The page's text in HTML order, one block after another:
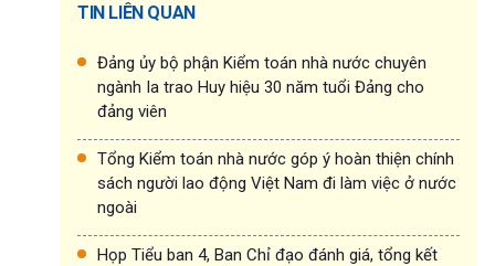
TIN LIÊN QUAN
Đảng ủy bộ phận Kiểm toán nhà nước chuyên
ngành Ia trao Huy hiệu 30 năm tuổi Đảng cho
đảng viên
Tổng Kiểm toán nhà nước góp ý hoàn thiện chính
sách người lao động Việt Nam đi làm việc ở nước
ngoài
Họp Tiểu ban 4, Ban Chỉ đạo đánh giá, tổng kết